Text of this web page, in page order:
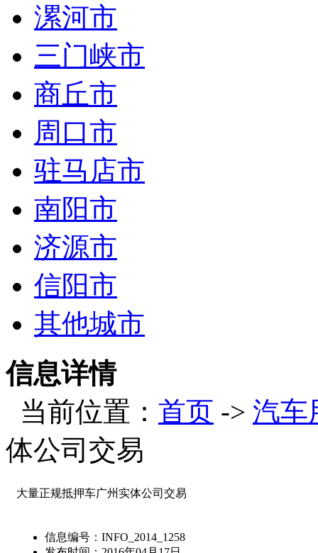
漯河市
三门峡市
商丘市
周口市
驻马店市
南阳市
济源市
信阳市
其他城市
信息详情
当前位置： 首页 -> 汽车
体公司交易
大量正规抵押车广州实体公司交易
信息编号： INFO_2014_1258